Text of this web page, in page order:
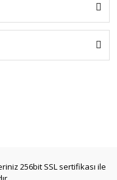
256bit SSL sertifikası ile